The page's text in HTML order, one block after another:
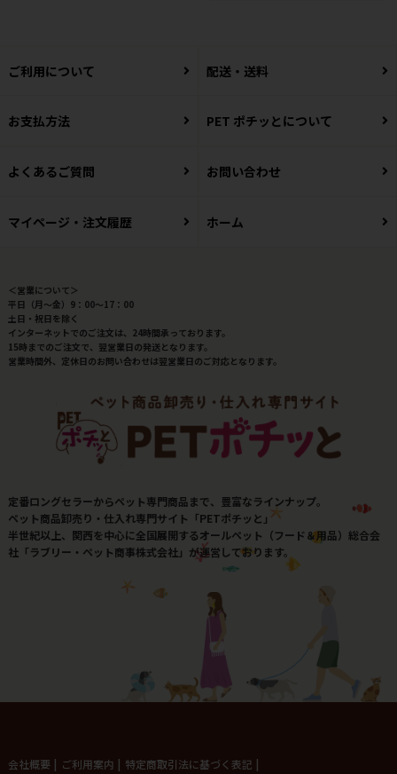
ご利用について 配送・送料
お支払方法 PET ポチッとについて
よくあるご質問 お問い合わせ
マイページ・注文履歴 ホーム
＜営業について＞
平日（月～金）9：00～17：00
土日・祝日を除く
インターネットでのご注文は、24時間承っております。
15時までのご注文で、翌営業日の発送となります。
営業時間外、定休日のお問い合わせは翌営業日のご対応となります。
定番ロングセラーからペット専門商品まで、豊富なラインナップ。
ペット商品卸売り・仕入れ専門サイト「PETポチッと」
半世紀以上、関西を中心に全国展開するオールペット（フード＆用品）総合会
社「ラブリー・ペット商事株式会社」が運営しております。
会社概要 | ご利用案内 | 特定商取引法に基づく表記 |